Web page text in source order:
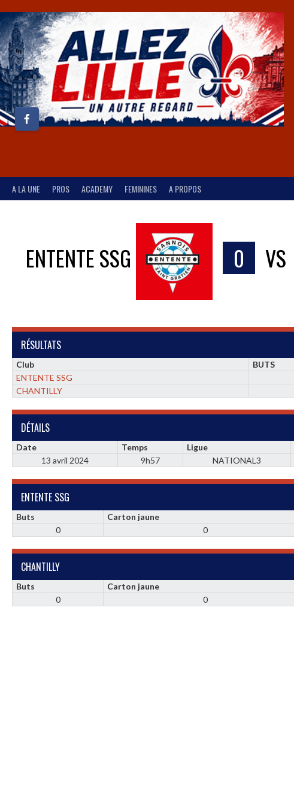
A LA UNE PROS ACADEMY FEMININES A PROPOS
ENTENTE SSG 0 VS
RÉSULTATS
Club BUTS
ENTENTE SSG
CHANTILLY
DÉTAILS
Date Temps Ligue
13 avril 2024
9h57 NATIONAL3
ENTENTE SSG
Buts Carton jaune
0
0
CHANTILLY
Buts Carton jaune
0
0